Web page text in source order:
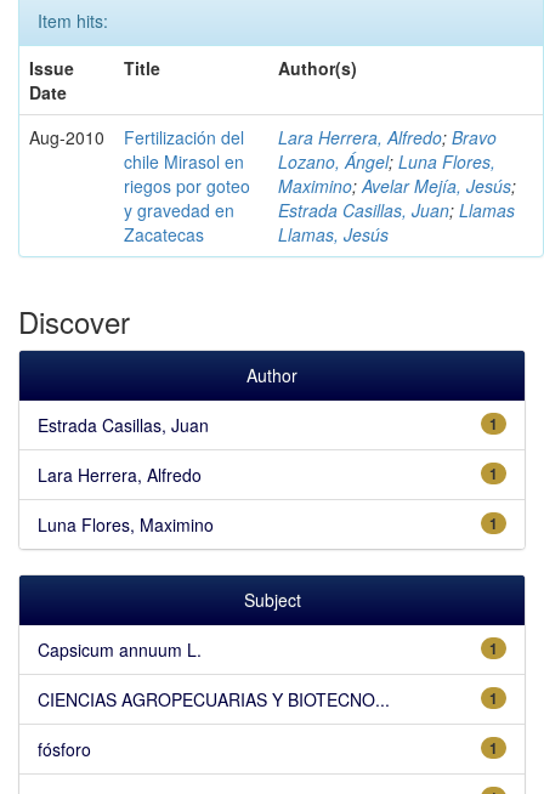
Item hits:
Issue
Date
Title Author(s)
Aug-2010
Fertilización del
chile Mirasol en
riegos por goteo
y gravedad en
Zacatecas
Lara Herrera, Alfredo; Bravo
Lozano, Ángel; Luna Flores,
Maximino; Avelar Mejía, Jesús;
Estrada Casillas, Juan; Llamas
Llamas, Jesús
Discover
Author
1
Estrada Casillas, Juan
1
Lara Herrera, Alfredo
1
Luna Flores, Maximino
Subject
1
Capsicum annuum L.
1
CIENCIAS AGROPECUARIAS Y BIOTECNO...
1
fósforo